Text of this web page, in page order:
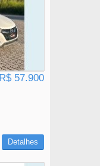
R$ 57.900
Detalhes